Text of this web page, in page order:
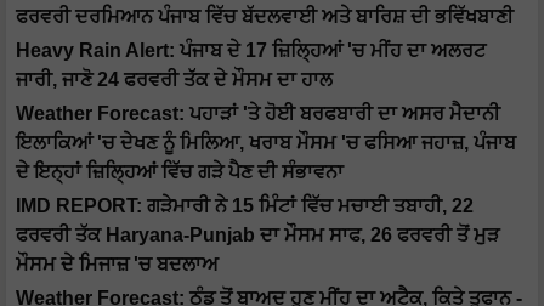
ਫਰਵਰੀ ਦਰਮਿਆਨ ਪੰਜਾਬ ਵਿੱਚ ਬੱਦਲਵਾਈ ਅਤੇ ਬਾਰਿਸ਼ ਦੀ ਭਵਿੱਖਬਾਣੀ
Heavy Rain Alert: ਪੰਜਾਬ ਦੇ 17 ਜ਼ਿਲ੍ਹਿਆਂ 'ਚ ਮੀਂਹ ਦਾ ਅਲਰਟ
ਜਾਰੀ, ਜਾਣੋ 24 ਫਰਵਰੀ ਤੱਕ ਦੇ ਮੌਸਮ ਦਾ ਹਾਲ
Weather Forecast: ਪਹਾੜਾਂ 'ਤੇ ਹੋਈ ਬਰਫਬਾਰੀ ਦਾ ਅਸਰ ਮੈਦਾਨੀ
ਇਲਾਕਿਆਂ 'ਚ ਦੇਖਣ ਨੂੰ ਮਿਲਿਆ, ਖਰਾਬ ਮੌਸਮ 'ਚ ਫਸਿਆ ਜਹਾਜ਼, ਪੰਜਾਬ
ਦੇ ਇਨ੍ਹਾਂ ਜ਼ਿਲ੍ਹਿਆਂ ਵਿੱਚ ਗੜੇ ਪੈਣ ਦੀ ਸੰਭਾਵਨਾ
IMD REPORT: ਗੜੇਮਾਰੀ ਨੇ 15 ਮਿੰਟਾਂ ਵਿੱਚ ਮਚਾਈ ਤਬਾਹੀ, 22
ਫਰਵਰੀ ਤੱਕ Haryana-Punjab ਦਾ ਮੌਸਮ ਸਾਫ, 26 ਫਰਵਰੀ ਤੋਂ ਮੁੜ
ਮੌਸਮ ਦੇ ਮਿਜਾਜ਼ 'ਚ ਬਦਲਾਅ
Weather Forecast: ਠੰਡ ਤੋਂ ਬਾਅਦ ਹੁਣ ਮੀਂਹ ਦਾ ਅਟੈਕ, ਕਿਤੇ ਤੂਫਾਨ -